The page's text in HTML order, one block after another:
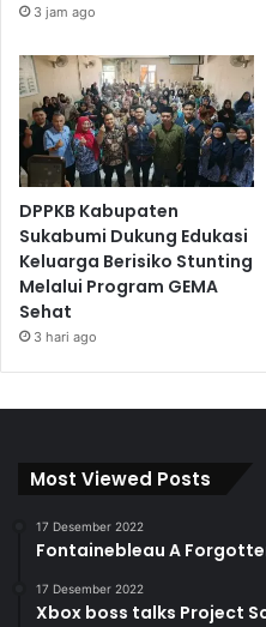
3 jam ago
DPPKB Kabupaten
Sukabumi Dukung Edukasi
Keluarga Berisiko Stunting
Melalui Program GEMA
Sehat
3 hari ago
Most Viewed Posts
17 Desember 2022
Fontainebleau A
17 Desember 2022
Xbox boss talks Project